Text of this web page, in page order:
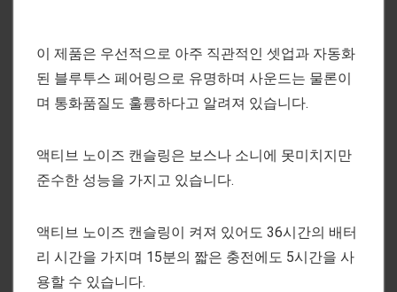
이 제품은 우선적으로 아주 직관적인 셋업과 자동화
된 블루투스 페어링으로 유명하며 사운드는 물론이
며 통화품질도 훌륭하다고 알려져 있습니다.
액티브 노이즈 캔슬링은 보스나 소니에 못미치지만
준수한 성능을 가지고 있습니다.
액티브 노이즈 캔슬링이 켜져 있어도 36시간의 배터
리 시간을 가지며 15분의 짧은 충전에도 5시간을 사
용할 수 있습니다.